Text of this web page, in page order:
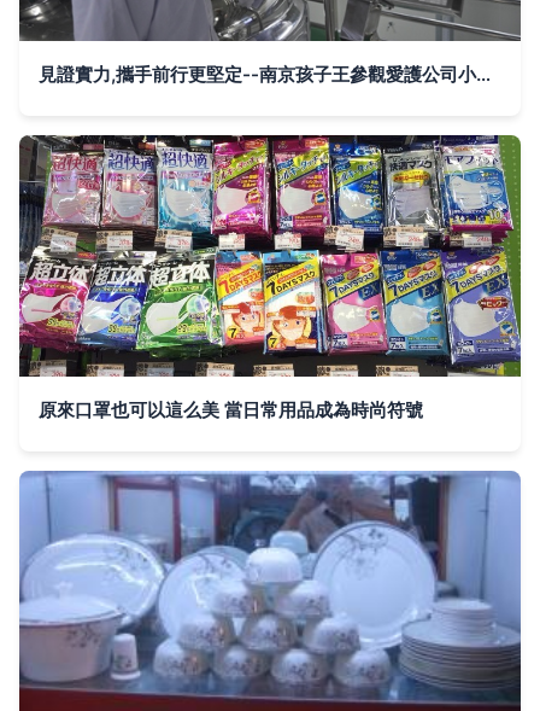
見證實力,攜手前行更堅定--南京孩子王參觀愛護公司小記 --佛山市西爾斯日用品(愛護)--中國兒童護理網企業網站
原來口罩也可以這么美 當日常用品成為時尚符號